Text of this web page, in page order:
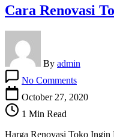
Cara Renovasi
By admin
No CommentsCara
Renovasi
October 27, 2020
1 Min Read
Harga Renovasi Toko Ingin